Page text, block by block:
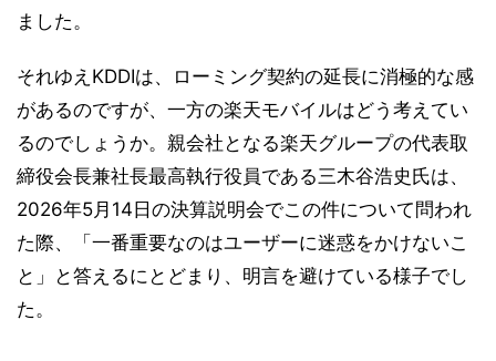
ました。
それゆえKDDIは、ローミング契約の延長に消極的な感
があるのですが、一方の楽天モバイルはどう考えてい
るのでしょうか。親会社となる楽天グループの代表取
締役会長兼社長最高執行役員である三木谷浩史氏は、
2026年5月14日の決算説明会でこの件について問われ
た際、「一番重要なのはユーザーに迷惑をかけないこ
と」と答えるにとどまり、明言を避けている様子でし
た。